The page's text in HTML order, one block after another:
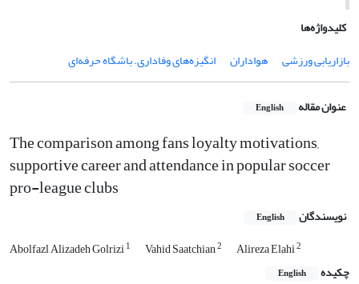
کلیدواژه‌ها
بازاریابی ورزشی
هواداران انگیزه‌های وفاداری. باشگاه حرفه‌ای
عنوان مقاله English
The comparison among fans loyalty motivations,
supportive career and attendance in popular soccer
pro-league clubs
نویسندگان English
Abolfazl Alizadeh Golrizi1 Vahid Saatchian2 Alireza Elahi2
چکیده English